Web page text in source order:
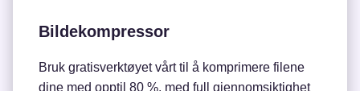
Bildekompressor
Bruk gratisverktøyet vårt til å komprimere filene
dine med opptil 80 %, med full gjennomsiktighet